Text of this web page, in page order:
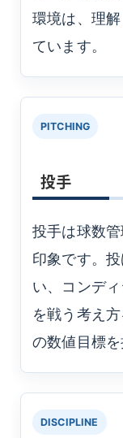
環境は、理
ています。
PITCHING
投手
投手は球数
印象です。
い、コンデ
を戦う考え
の数値目標を
DISCIPLINE